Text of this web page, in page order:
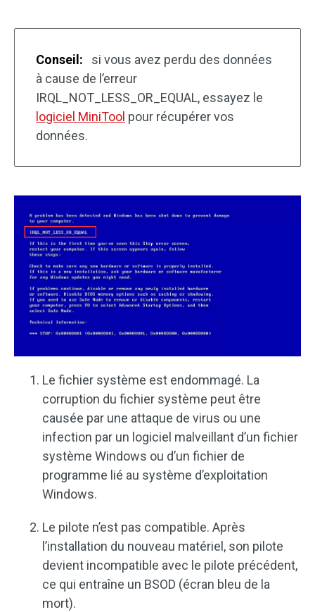
Conseil:
si vous avez perdu des données
à cause de l’erreur
IRQL_NOT_LESS_OR_EQUAL, essayez le
logiciel MiniTool pour récupérer vos
données.
Le fichier système est endommagé. La
corruption du fichier système peut être
causée par une attaque de virus ou une
infection par un logiciel malveillant d’un fichier
système Windows ou d’un fichier de
programme lié au système d’exploitation
Windows.
Le pilote n’est pas compatible. Après
l’installation du nouveau matériel, son pilote
devient incompatible avec le pilote précédent,
ce qui entraîne un BSOD (écran bleu de la
mort).